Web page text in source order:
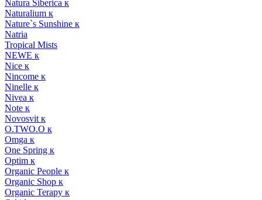
Natura Siberica к
Naturalium к
Nature`s Sunshine к
Natria
Tropical Mists
NEWE к
Nice к
Nincome к
Ninelle к
Nivea к
Note к
Novosvit к
O.TWO.O к
Omga к
One Spring к
Optim к
Organic People к
Organic Shop к
Organic Terapy к